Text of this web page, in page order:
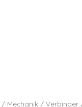
/ Mechanik /Verbinder